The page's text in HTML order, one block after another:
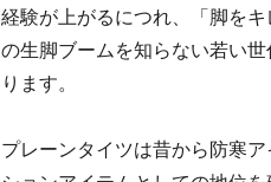
経験が上がるにつれ、「脚を
の生脚ブームを知らない若い
ります。
プレーンタイツは昔から防寒